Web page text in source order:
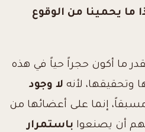
ما يحمينا من الوقوع
ما أكون حجراً حياً في هذه
وتحقيقها، لأنه لا وجود
إنما على أعضائها من
أن يصنعوا باستمرار